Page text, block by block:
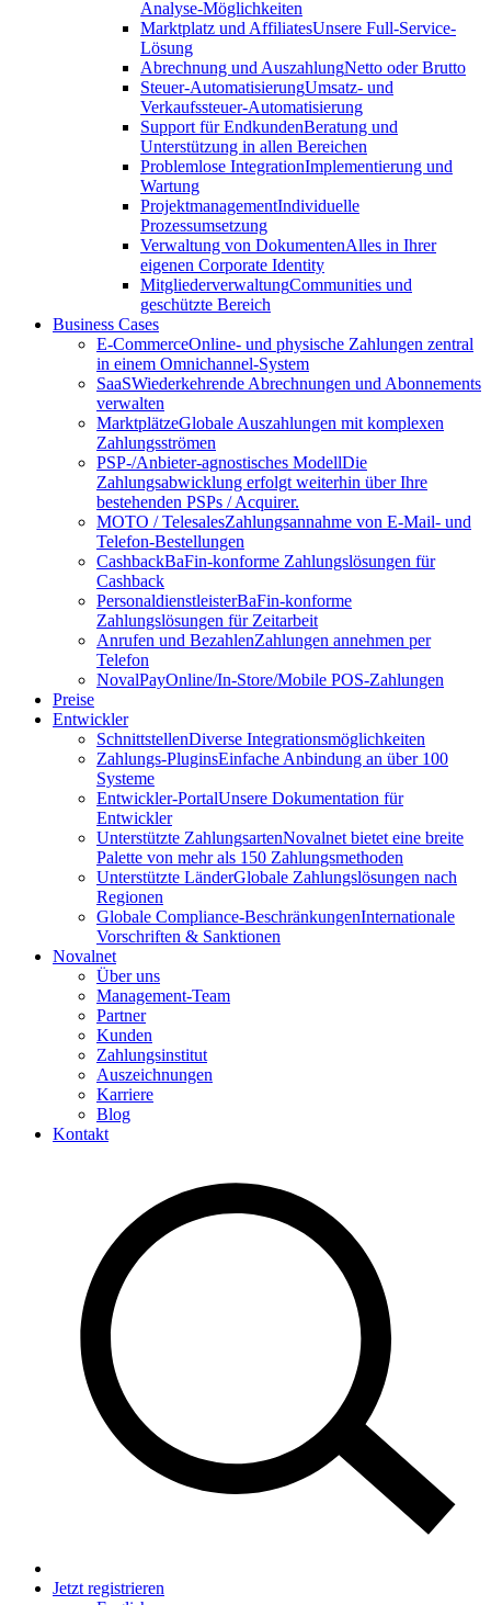
Analyse-Möglichkeiten
Marktplatz und AffiliatesUnsere Full-Service-
Lösung
Abrechnung und AuszahlungNetto oder Brutto
Steuer-AutomatisierungUmsatz- und
Verkaufssteuer-Automatisierung
Support für EndkundenBeratung und
Unterstützung in allen Bereichen
Problemlose IntegrationImplementierung und
Wartung
ProjektmanagementIndividuelle
Prozessumsetzung
Verwaltung von DokumentenAlles in Ihrer
eigenen Corporate Identity
MitgliederverwaltungCommunities und
geschützte Bereich
Business Cases
E-CommerceOnline- und physische Zahlungen zentral
in einem Omnichannel-System
SaaSWiederkehrende Abrechnungen und Abonnements
verwalten
MarktplätzeGlobale Auszahlungen mit komplexen
Zahlungsströmen
PSP-/Anbieter‑agnostisches ModellDie
Zahlungsabwicklung erfolgt weiterhin über Ihre
bestehenden PSPs / Acquirer.
MOTO / TelesalesZahlungsannahme von E-Mail- und
Telefon-Bestellungen
CashbackBaFin-konforme Zahlungslösungen für
Cashback
PersonaldienstleisterBaFin-konforme
Zahlungslösungen für Zeitarbeit
Anrufen und BezahlenZahlungen annehmen per
Telefon
NovalPayOnline/In-Store/Mobile POS-Zahlungen
Preise
Entwickler
SchnittstellenDiverse Integrationsmöglichkeiten
Zahlungs-PluginsEinfache Anbindung an über 100
Systeme
Entwickler-PortalUnsere Dokumentation für
Entwickler
Unterstützte ZahlungsartenNovalnet bietet eine breite
Palette von mehr als 150 Zahlungsmethoden
Unterstützte LänderGlobale Zahlungslösungen nach
Regionen
Globale Compliance-BeschränkungenInternationale
Vorschriften & Sanktionen
Novalnet
Über uns
Management-Team
Partner
Kunden
Zahlungsinstitut
Auszeichnungen
Karriere
Blog
Kontakt
Jetzt registrieren